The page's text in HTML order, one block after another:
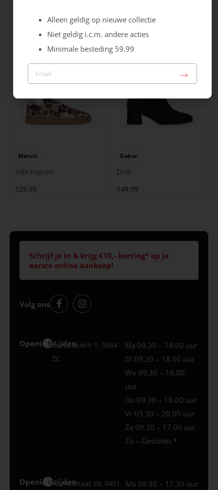
Cristallino Roma
129.99
Maruti
Yale Hairon
129.99
Gabor
Drill
149.99
Schrijf je in & krijg €10,- korting* op je
eerste online aankoop!
Volg ons
Openingstijden
Best
Europaplein 1, 5684
ZC
Ma 09.30 – 18.00 uur
Di 09.30 – 18.00 uur
Wo 09.30 – 18.00
uur
Do 09.30 – 18.00 uur
Vr 09.30 – 20.00 uur
Za 09.30 – 17.00 uur
Zo – Gesloten *
Openingstijden
Uden
Marktstraat 39, 5401
Ma 09.30 – 17.30 uur
Alleen geldig op nieuwe collectie
Niet geldig i.c.m. andere acties
Minimale besteding 59.99